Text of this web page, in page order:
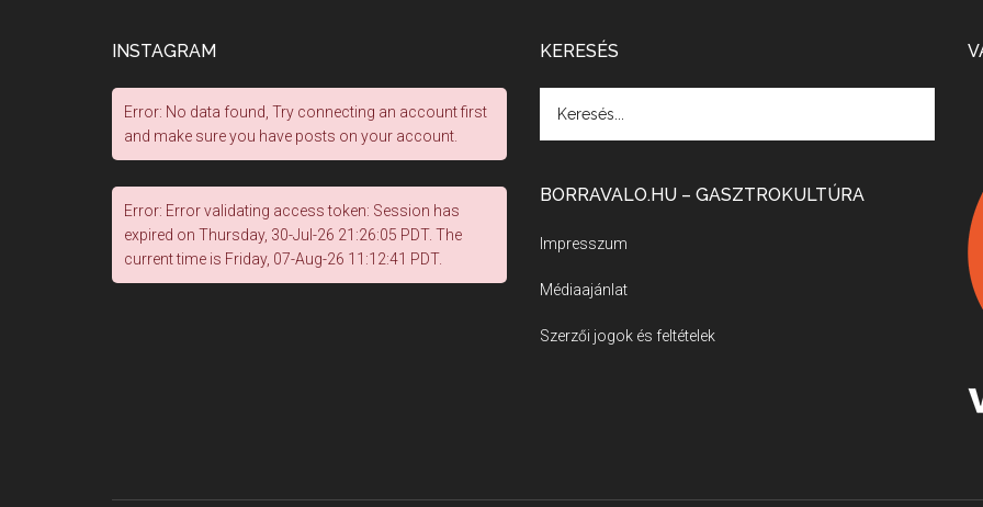
INSTAGRAM
Error: No data found, Try connecting an account first
and make sure you have posts on your account.
Error: Error validating access token: Session has
expired on Thursday, 30-Jul-26 21:26:05 PDT. The
current time is Friday, 07-Aug-26 11:12:41 PDT.
KERESÉS
BORRAVALO.HU – GASZTROKULTÚRA
Impresszum
Médiaajánlat
Szerzői jogok és feltételek